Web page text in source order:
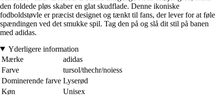
den foldede pløs skaber en glat skudflade. Denne ikoniske
fodboldstøvle er præcist designet og tænkt til fans, der lever for at føle
spændingen ved det smukke spil. Tag den på og slå dit stil på banen
med adidas.
Yderligere information
Mærke
adidas
Farve
tursol/thechr/noiess
Dominerende farve Lyserød
Køn
Unisex